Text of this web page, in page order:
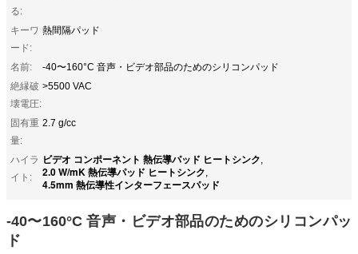
る:
キーワ
ード:
熱間隔パッド
名前:
-40〜160°C 音声・ビデオ部品のためのシリコンパッド
絶縁破
壊電圧:
>5500 VAC
固有重
量:
2.7 g/cc
ハイラ
イト:
ビデオ コンポーネント 熱伝導パッド ヒートシンク,
2.0 W/mK 熱伝導パッド ヒートシンク,
4.5mm 熱伝導性インターフェースパッド
-40〜160°C 音声・ビデオ部品のためのシリコンパッ
ド